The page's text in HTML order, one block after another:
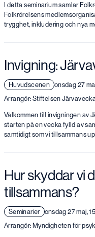
I detta seminarium samlar
Folkrörelsens
trygghet, inkludering och nya
Invigning:
Huvudscenen onsdag 27
Arrangör: Stiftelsen
Välkommen till invigningen av
starten på en vecka fylld av
samtidigt som vi tillsammans
Hur skyddar vi
tillsammans?
Seminarier onsdag 27 maj,
Arrangör: Myndigheten för